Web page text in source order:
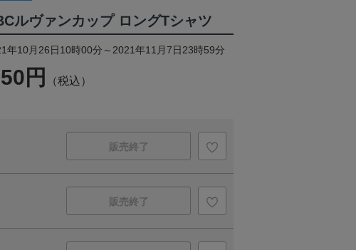
ルヴァンカップ ロングTシャツ
年10月26日10時00分～2021年11月7日23時59分
円 （税込）
販売終了
販売終了